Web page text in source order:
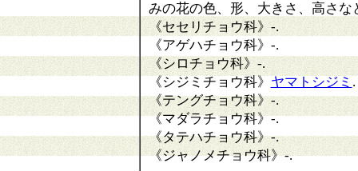
みの花の色、形、大きさ、高さ
《セセリチョウ科》-.
《アゲハチョウ科》 -.
《シロチョウ科》 -.
《シジミチョウ科》 ヤマトシジミ .
《テングチョウ科》-.
《マダラチョウ科》-.
《タテハチョウ科》-.
《ジャノメチョウ科》-.